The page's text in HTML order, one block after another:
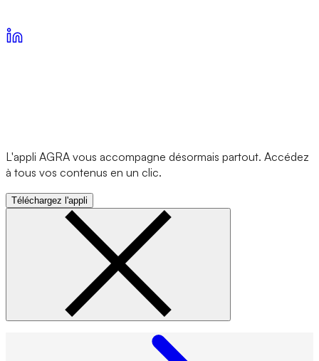
L'appli AGRA vous accompagne désormais partout. Accédez
à tous vos contenus en un clic.
Téléchargez l'appli